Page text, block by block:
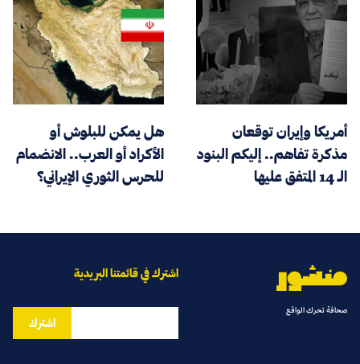
أمريكا وإيران توقعان
مذكرة تفاهم.. إليكم البنود
الـ 14 المتفق عليها
هل يمكن للبلوش أو
الأكراد أو العرب.. الانضمام
للحرس الثوري الإيراني؟
صحافة تحرك الواقع
اشترك في قائمتنا البريدية
اشترك